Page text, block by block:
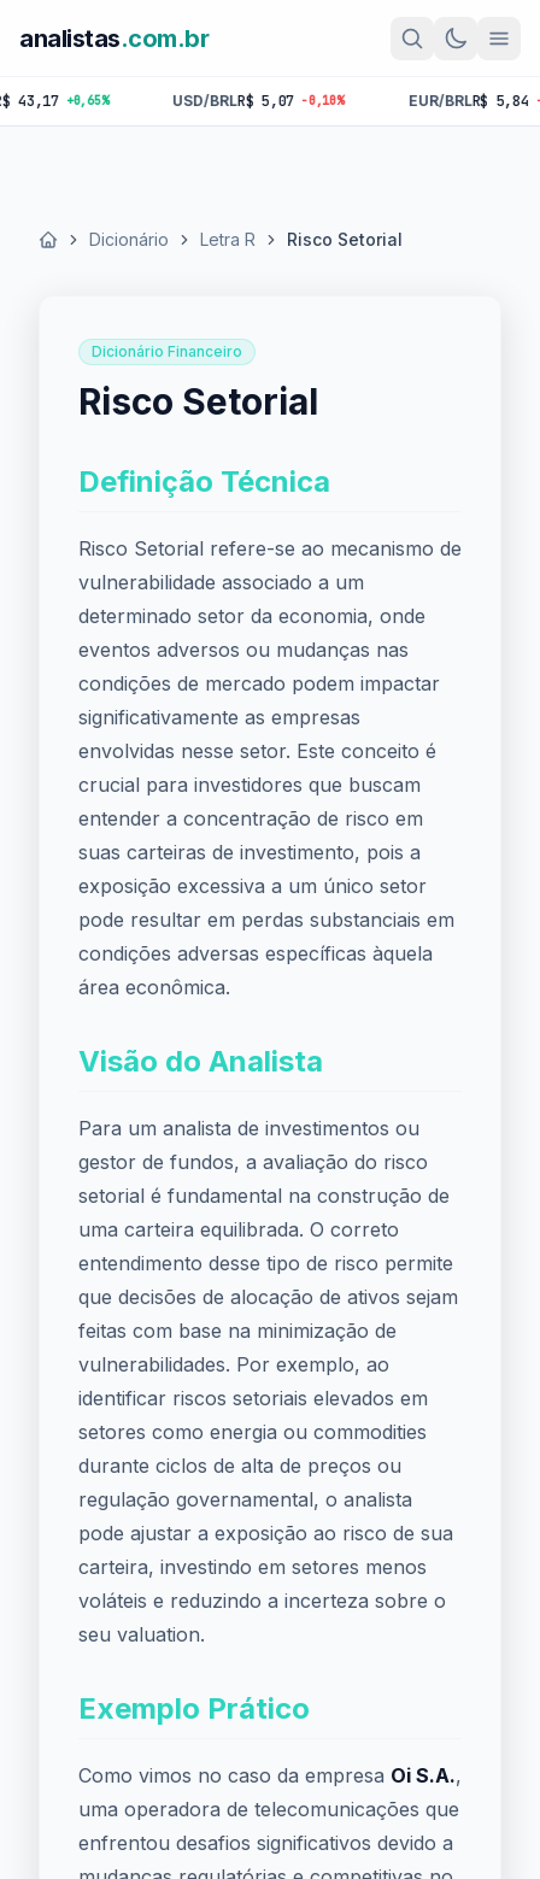
analistas.com.br
+0,65% USD/BRLR$ 5,07 -0,10% EUR/BRLR$ 5,84 -
Início Dicionário Letra R Risco Setorial
Dicionário Financeiro
Risco Setorial
Definição Técnica
Risco Setorial refere-se ao mecanismo de
vulnerabilidade associado a um
determinado setor da economia, onde
eventos adversos ou mudanças nas
condições de mercado podem impactar
significativamente as empresas
envolvidas nesse setor. Este conceito é
crucial para investidores que buscam
entender a concentração de risco em
suas carteiras de investimento, pois a
exposição excessiva a um único setor
pode resultar em perdas substanciais em
condições adversas específicas àquela
área econômica.
Visão do Analista
Para um analista de investimentos ou
gestor de fundos, a avaliação do risco
setorial é fundamental na construção de
uma carteira equilibrada. O correto
entendimento desse tipo de risco permite
que decisões de alocação de ativos sejam
feitas com base na minimização de
vulnerabilidades. Por exemplo, ao
identificar riscos setoriais elevados em
setores como energia ou commodities
durante ciclos de alta de preços ou
regulação governamental, o analista
pode ajustar a exposição ao risco de sua
carteira, investindo em setores menos
voláteis e reduzindo a incerteza sobre o
seu valuation.
Exemplo Prático
Como vimos no caso da empresa Oi S.A.,
uma operadora de telecomunicações que
enfrentou desafios significativos devido a